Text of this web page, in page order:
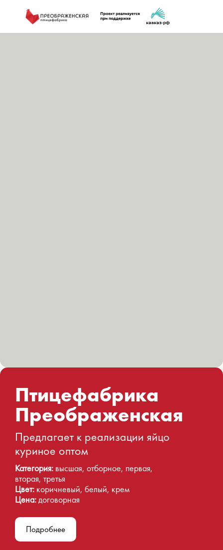
Птицефабрика
Преображенская
Предлагает к реализации яйцо
куриное оптом
Категория: высшая, отборное, первая,
вторая, третья
Цвет: коричневый, белый, крем
Цена:договорная
Подробнее